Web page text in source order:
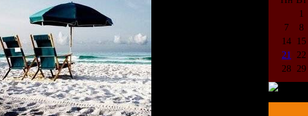
1
7
8
14
15
21
22
28 29